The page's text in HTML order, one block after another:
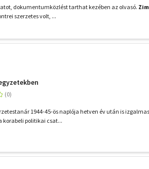
dokumentumközlést tarthat kezében az olvasó.
szerzetes volt, ...
1944-45-ös naplója hetven év után is izgalmas
korabeli politikai csat...